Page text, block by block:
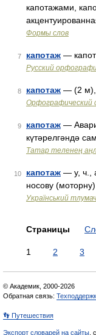
капотажами,
Формы слов
7 капотаж —
Русский
8 капотаж — (2 м),
Орфографический
9 капотаж —
күтәрелгәндә
Татар теленең
10 капотаж — у, ч.,
носову (моторну)
Український
Страницы
1 2 3
© Академик, 2000-2026
Обратная связь:
👣 Путешествия
Экспорт словарей на сайты ,